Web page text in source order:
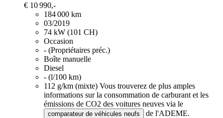
€ 10 990,-
184 000 km
03/2019
74 kW (101 CH)
Occasion
- (Propriétaires préc.)
Boîte manuelle
Diesel
- (l/100 km)
112 g/km (mixte) Vous trouverez de plus amples
informations sur la consommation de carburant et les
émissions de CO2 des voitures neuves via le
comparateur de véhicules neufs
de l'ADEME.